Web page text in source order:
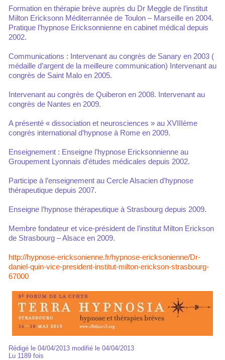
Formation en thérapie brève auprès du Dr Meggle de l’institut
Milton Ericksonn Méditerrannée de Toulon – Marseille en 2004.
Pratique l’hypnose Ericksonnienne en cabinet médical depuis
2002.
Communications : Intervenant au congrès de Sanary en 2003 (
médaille d’argent de la meilleure communication) Intervenant au
congrès de Saint Malo en 2005.
Intervenant au congrès de Quiberon en 2008. Intervenant au
congrès de Nantes en 2009.
A présenté « dissociation et neurosciences » au XVIIIème
congrès international d’hypnose à Rome en 2009.
Enseignement : Enseigne l’hypnose Ericksonnienne au
Groupement Lyonnais d’études médicales depuis 2002.
Participe à l’enseignement au Cercle Alsacien d’hypnose
thérapeutique depuis 2007.
Enseigne l’hypnose thérapeutique à Strasbourg depuis 2009.
Membre fondateur et vice-président de l’institut Milton Erickson
de Strasbourg – Alsace en 2009.
http://hypnose-ericksonienne.fr/hypnose-ericksonienne/Dr-
daniel-quin-vice-president-institut-milton-erickson-strasbourg-
67000
Rédigé le 04/04/2013 modifié le 04/04/2013
Lu 1189 fois